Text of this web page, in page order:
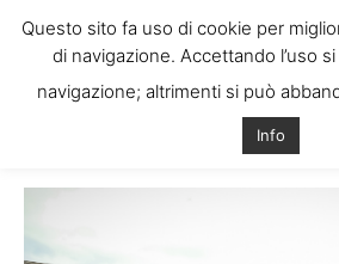
Questo sito fa uso di cookie per
di navigazione. Accettando l’uso
navigazione; altrimenti si può
Info